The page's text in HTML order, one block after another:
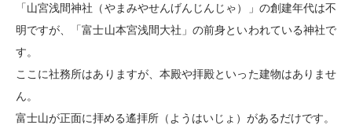
「山宮浅間神社（やまみやせんげんじんじゃ）」の創建年代は不
明ですが、「富士山本宮浅間大社」の前身といわれている神社で
す。
ここに社務所はありますが、本殿や拝殿といった建物はありませ
ん。
富士山が正面に拝める遙拝所（ようはいじょ）があるだけです。